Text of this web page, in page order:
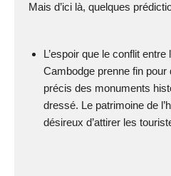
Mais d’ici là, quelques
L’espoir que le conflit
Cambodge prenne fin pour
précis des monuments
dressé. Le patrimoine de
désireux d’attirer les